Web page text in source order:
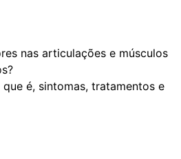
nas articulações e músculos
é, sintomas, tratamentos e